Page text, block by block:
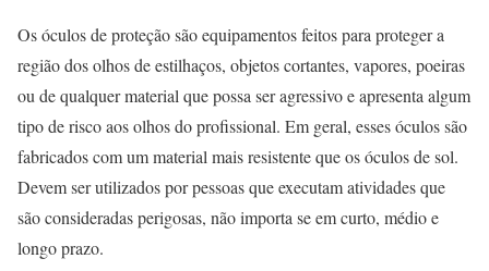
Os óculos de proteção são equipamentos feitos para proteger a
região dos olhos de estilhaços, objetos cortantes, vapores, poeiras
ou de qualquer material que possa ser agressivo e apresenta algum
tipo de risco aos olhos do profissional. Em geral, esses óculos são
fabricados com um material mais resistente que os óculos de sol.
Devem ser utilizados por pessoas que executam atividades que
são consideradas perigosas, não importa se em curto, médio e
longo prazo.